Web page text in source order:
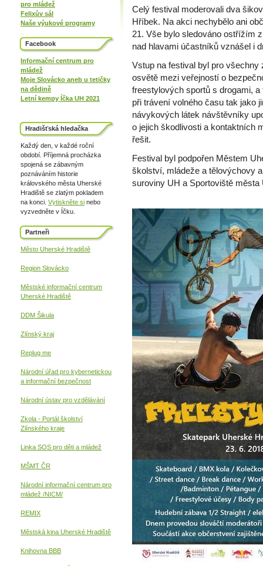
pro mládež
Felixův sál
Naše výukové programy
Facebook
Informační centrum pro
mládež
Moje Slovácko aneb u tetičky
na dědině
Letní kempy Íčka UH 2021
Hradišťská hledačka
Každý den, v každé roční
období. Příjemná procházka
spojená se zábavným
poznáváním historie
královského města Uherské
Hradiště se zlatým pokladem
na konci. Vytiskněte si nebo
vyzvedněte v Íčku.
Partneři
Město Uherské Hradiště
Region Slovácko
Městské informační centrum
Uherské Hradiště
DDM Šikula
Zlínský kraj
Replug me
Národní úřad pro kybernetickou
a informační bezpečnost
Národní ústav pro vzdělávání
Zkola - Portál školství
Zlínského kraje
Linka SOS pro děti a mládež
MŠMT ČR
Národní informační centrum pro
mládež /NICM/
REMIX
Městská kina Uherské Hradiště
Knihovna BBB
Celý festival moderovali dva
Hříbek. Na akci nechybělo ani
21. Vše bylo sledováno ostřížím
nad hlavami účastníků vznášel i
Vstup na festival byl pro všechny
osvětě mezi veřejností o
freestylových sportů s drogami,
při trávení volného času tak jako
návykových látek návštěvníky
o jejich škodlivosti a kontaktních
řešit.
Festival byl podpořen Městem
školství, mládeže a tělovýchovy
suroviny UH a Sportoviště města